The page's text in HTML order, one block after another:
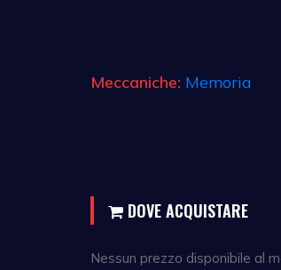
Meccaniche: Memoria
DOVE ACQUISTARE
Nessun prezzo disponibile al